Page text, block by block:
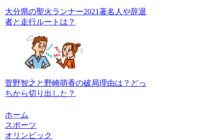
大分県の聖火ランナー2021著名人や辞退
者と走行ルートは？
菅野智之と野崎萌香の破局理由は？どっ
ちから切り出した？
ホーム
スポーツ
オリンピック